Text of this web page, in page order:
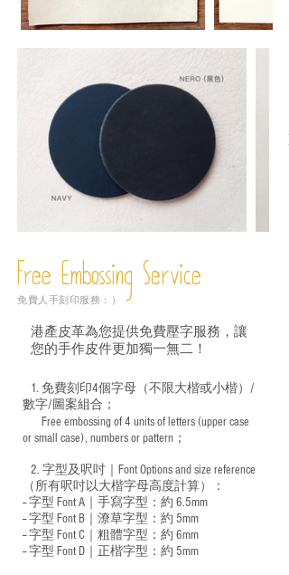
Free Embossing Service
免費人手刻印服務：）
港產皮革為您提供免費壓字服務，讓
您的手作皮件更加獨一無二！
1. 免費刻印4個字母（不限大楷或小楷）/
數字/圖案組合；
Free embossing of 4 units of letters (upper case
or small case), numbers or pattern；
2. 字型及呎吋｜ Font Options and size reference
（所有呎吋以大楷字母高度計算）：
-- 字型 Font A｜手寫字型：約 6.5mm
-- 字型 Font B｜潦草字型： 約 5mm
-- 字型 Font C｜粗體字型：約 6mm
-- 字型 Font D｜正楷字型： 約 5mm